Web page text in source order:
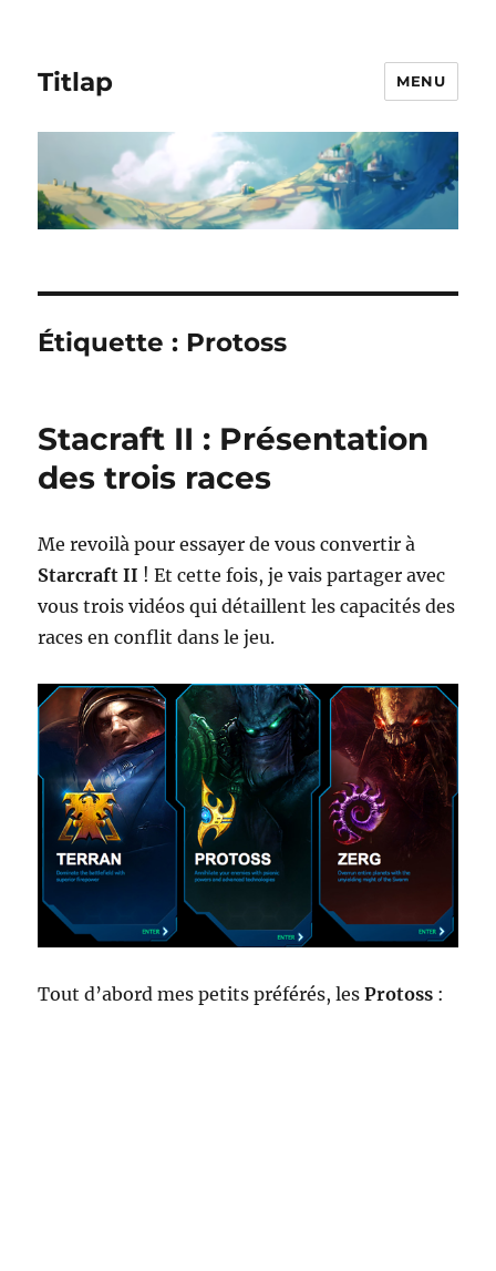
Titlap MENU
Étiquette : Protoss
Stacraft II : Présentation
des trois races
Me revoilà pour essayer de vous convertir à
Starcraft II ! Et cette fois, je vais partager avec
vous trois vidéos qui détaillent les capacités des
races en conflit dans le jeu.
Tout d’abord mes petits préférés, lesProtoss :